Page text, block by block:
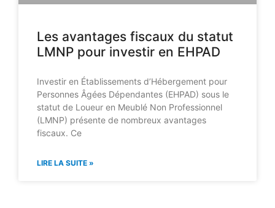
Les avantages fiscaux du statut
LMNP pour investir en EHPAD
Investir en Établissements d’Hébergement pour
Personnes Âgées Dépendantes (EHPAD) sous le
statut de Loueur en Meublé Non Professionnel
(LMNP) présente de nombreux avantages
fiscaux. Ce
LIRE LA SUITE »